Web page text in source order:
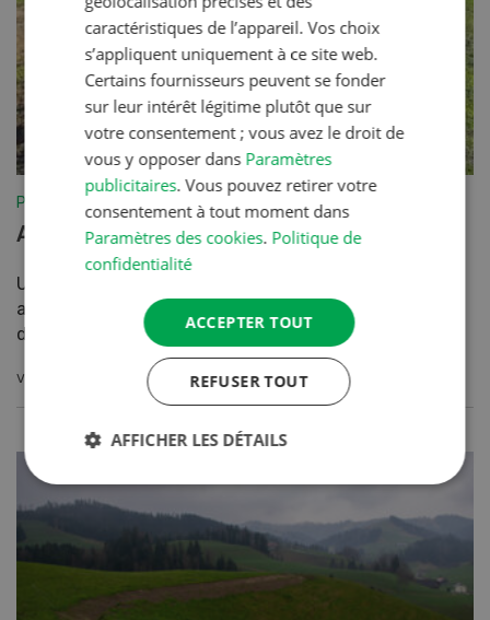
Production végétale
Apporter de la vie au sol
Un sol fertile est le fondement de notre
alimentation. Pour qu’il le reste, la perte
de nutriments d...
VERS L'ARTICLE
caractéristiques de l’appareil. Vos choix
s’appliquent uniquement à ce site web.
Certains fournisseurs peuvent se fonder
sur leur intérêt légitime plutôt que sur
votre consentement ; vous avez le droit de
vous y opposer dans Paramètres
publicitaires. Vous pouvez retirer votre
consentement à tout moment dans
Paramètres des cookies. Politique de
confidentialité
ACCEPTER TOUT
REFUSER TOUT
AFFICHER LES DÉTAILS